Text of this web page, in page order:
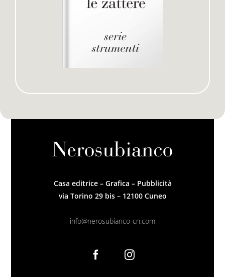
Casa editrice – Grafica – Pubblicità
via Torino 29 bis – 12100 Cuneo
info@nerosubianco-cn.com